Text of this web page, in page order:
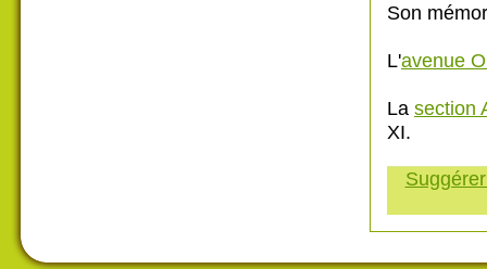
Son
L'avenue
La section
XI.